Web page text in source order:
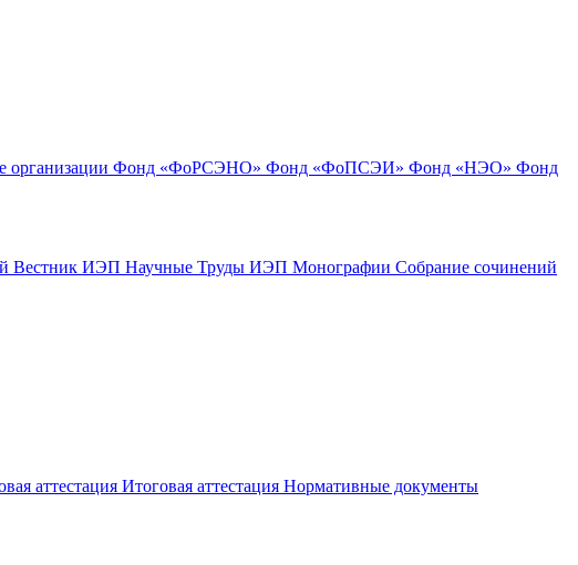
организации Фонд «ФоРСЭНО» Фонд «ФоПСЭИ» Фонд «НЭО» Фонд
Вестник ИЭП Научные Труды ИЭП Монографии Собрание сочинений
аттестация Итоговая аттестация Нормативные документы